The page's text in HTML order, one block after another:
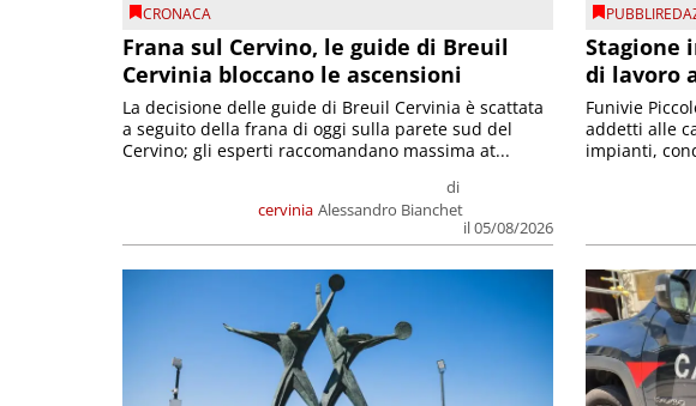
CRONACA
Frana sul Cervino, le guide di Breuil
Cervinia bloccano le ascensioni
cervinia
di
Alessandro Bianchet
il 05/08/2026
La decisione delle guide di Breuil Cervinia è scattata
a seguito della frana di oggi sulla parete sud del
Cervino; gli esperti raccomandano massima at...
Stagione
di lavoro
Funivie
addetti alle
impianti,